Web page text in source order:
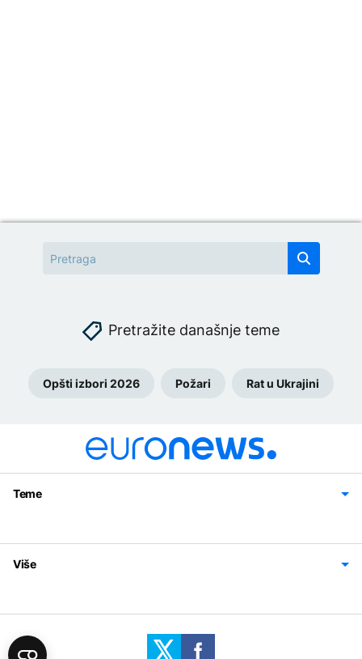
Pretražite današnje teme
Opšti izbori 2026 Požari Rat u Ukrajini
Teme
Svijet
Sport
Magazin
Više
Politika privatnosti
Uslovi korišćenja